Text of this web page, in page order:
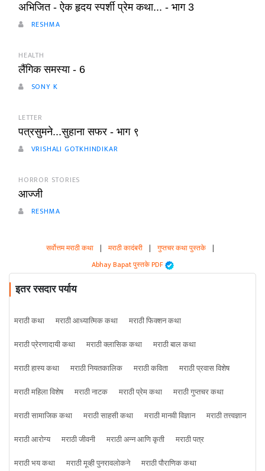
अभिजित - ऐक हृदय स्पर्शी प्रेम कथा... - भाग 3
RESHMA
HEALTH
लैंगिक समस्या - 6
SONY K
LETTER
पत्रसुमने...सुहाना सफर - भाग ९
VRISHALI GOTKHINDIKAR
HORROR STORIES
आज्जी
RESHMA
सर्वोत्तम मराठी कथा | मराठी कादंबरी | गुप्तचर कथा पुस्तके |
Abhay Bapat पुस्तके PDF
इतर रसदार पर्याय
मराठी कथा मराठी आध्यात्मिक कथा
मराठी फिक्शन कथा
मराठी प्रेरणादायी कथा
मराठी क्लासिक कथा
मराठी बाल कथा
मराठी हास्य कथा
मराठी नियतकालिक मराठी कविता
मराठी प्रवास विशेष
मराठी महिला विशेष
मराठी नाटक मराठी प्रेम कथा
मराठी गुप्तचर कथा
मराठी सामाजिक कथा
मराठी साहसी कथा मराठी मानवी विज्ञान
मराठी तत्त्वज्ञान
मराठी आरोग्य
मराठी जीवनी मराठी अन्न आणि कृती
मराठी पत्र
मराठी भय कथा
मराठी मूव्ही पुनरावलोकने
मराठी पौराणिक कथा